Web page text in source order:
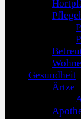
Gesundheit
Ärtze